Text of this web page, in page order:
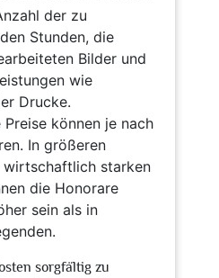
der zu
Stunden, die
Bilder und
wie
Drucke.
können je nach
In größeren
wirtschaftlich starken
die Honorare
sein als in
sorgfältig zu